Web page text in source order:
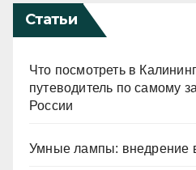
Статьи
Что посмотреть в
путеводитель по самому
России
Умные лампы: внедрение